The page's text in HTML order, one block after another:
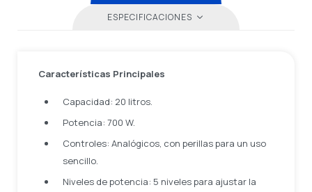
ESPECIFICACIONES
Características Principales
Capacidad: 20 litros.
Potencia: 700 W.
Controles: Analógicos, con perillas para un uso
sencillo.
Niveles de potencia: 5 niveles para ajustar la